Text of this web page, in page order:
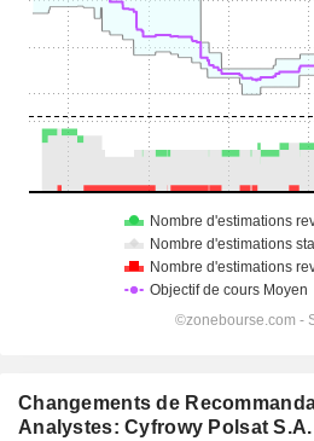
Changements de
Analystes: Cyfrowy Polsat S.A.